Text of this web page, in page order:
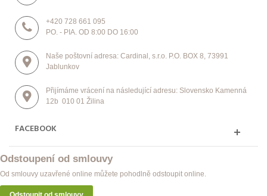
+420 728 661 095
PO. - PIA. OD 8:00 DO 16:00
Naše poštovní adresa: Cardinal, s.r.o. P.O. BOX 8, 73991
Jablunkov
Přijímáme vrácení na následující adresu: Slovensko Kamenná
12b 010 01 Žilina
FACEBOOK
Odstoupení od smlouvy
Od smlouvy uzavřené online můžete pohodlně odstoupit online.